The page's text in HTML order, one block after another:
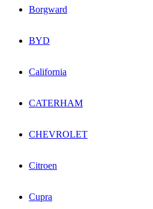
Borgward
BYD
California
CATERHAM
CHEVROLET
Citroen
Cupra